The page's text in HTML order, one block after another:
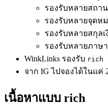
รองรับหลายสถา
รองรับหลายจุดห
รองรับหลายสกุลเ
รองรับหลายภาษา
WinkLinks รองรับ rich
จาก IG ไปจองได้ในแค่
เนื้อหาแบบ rich